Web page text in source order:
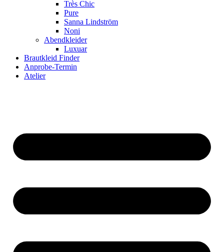
Très Chic
Pure
Sanna Lindström
Noni
Abendkleider
Luxuar
Brautkleid Finder
Anprobe-Termin
Atelier